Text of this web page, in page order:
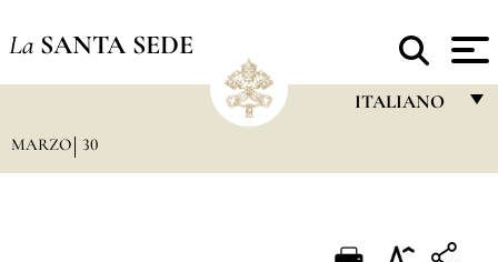
La SANTA SEDE
ITALIANO
MARZO 30